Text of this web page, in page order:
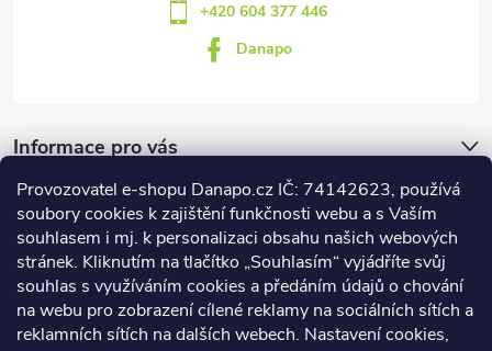
Provozovatel e-shopu Danapo.cz IČ: 74142623, používá
soubory cookies k zajištění funkčnosti webu a s Vaším
souhlasem i mj. k personalizaci obsahu našich webových
stránek. Kliknutím na tlačítko „Souhlasím“ vyjádříte svůj
souhlas s využíváním cookies a předáním údajů o chování
na webu pro zobrazení cílené reklamy na sociálních sítích a
reklamních sítích na dalších webech. Nastavení cookies,
+420 604 377 446
Danapo
Informace pro vás
Dotazník
Co upřednosťnujete?
Počet hlasů:437